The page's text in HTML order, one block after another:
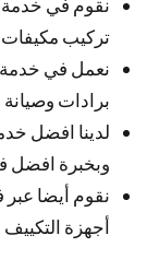
تركيب مكيفات
نعمل في
برادات
لدينا افضل
وبخبرة افضل
نقوم أيضا
أجهزة التكييف